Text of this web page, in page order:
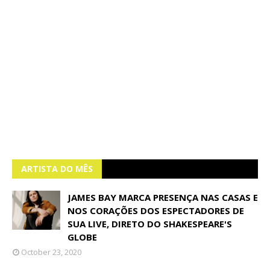
ARTISTA DO MÊS
JAMES BAY MARCA PRESENÇA NAS CASAS E
NOS CORAÇÕES DOS ESPECTADORES DE
SUA LIVE, DIRETO DO SHAKESPEARE'S
GLOBE
October 23, 2020